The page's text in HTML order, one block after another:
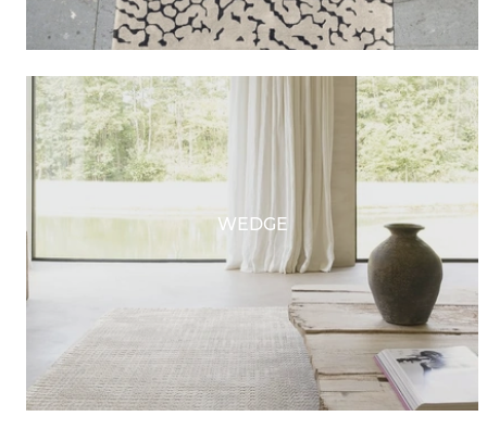
WEDGE